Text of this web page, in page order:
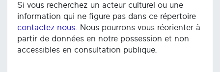
Si vous recherchez un acteur culturel ou une
information qui ne figure pas dans ce répertoire
contactez-nous . Nous pourrons vous réorienter à
partir de données en notre possession et non
accessibles en consultation publique.